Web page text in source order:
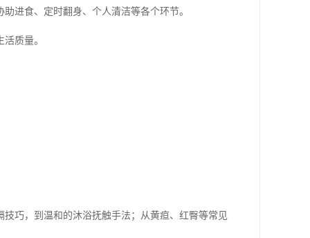
进食、定时翻身、个人清洁等各个环节。
质量。
巧，到温和的沐浴抚触手法；从黄疸、红臀等常见